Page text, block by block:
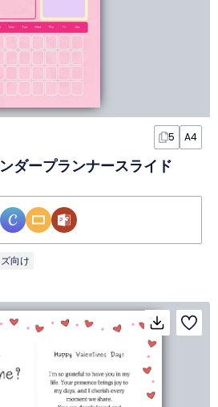
5 A4
ダープランナースライド
向け